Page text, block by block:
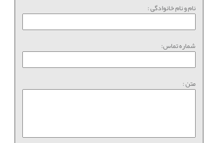
نام و نام خانوادگی :
شماره تماس:
متن :